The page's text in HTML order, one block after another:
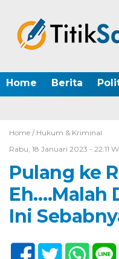
Home Berita
Home / Hukum & Kriminal
Rabu, 18 Januari 2023 - 22:11
Pulang ke
Eh….Malah
Ini